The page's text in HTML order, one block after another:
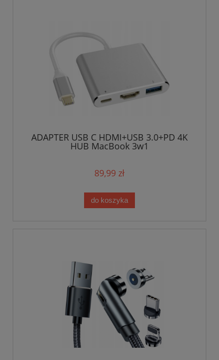
ADAPTER USB C HDMI+USB 3.0+PD 4K
HUB MacBook 3w1
89,99 zł
do koszyka